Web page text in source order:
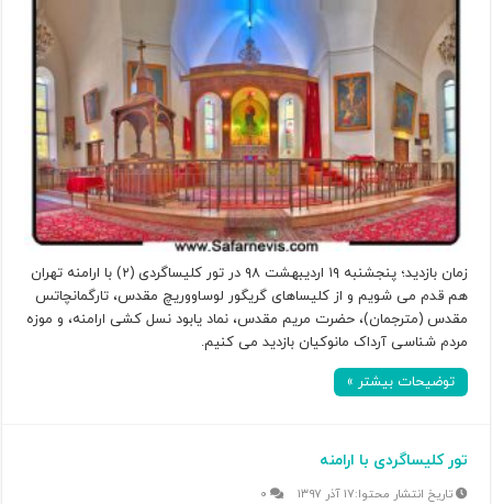
زمان بازدید؛ پنجشنبه ۱۹ اردیبهشت ۹۸ در تور کلیساگردی (۲) با ارامنه تهران
هم قدم می شویم و از کلیساهای گریگور لوساووریچ مقدس، تارگمانچاتس
مقدس (مترجمان)، حضرت مریم مقدس، نماد یابود نسل کشی ارامنه، و موزه
مردم شناسی آرداک مانوکیان بازدید می کنیم.
توضیحات بیشتر »
تور کلیساگردی با ارامنه
۱۷ آذر ۱۳۹۷ ۰